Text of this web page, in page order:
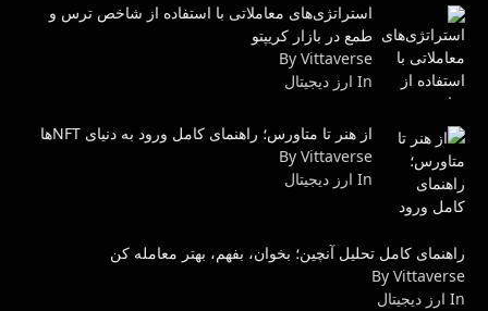
استراتژی‌های معاملاتی با استفاده از شاخص ترس و
طمع در بازار کریپتو
By Vittaverse
In ارز دیجیتال
از هنر تا متاورس؛ راهنمای کامل ورود به دنیای NFTها
By Vittaverse
In ارز دیجیتال
راهنمای کامل تحلیل آنچین؛ بخوان، بفهم، بهتر معامله کن
By Vittaverse
In ارز دیجیتال